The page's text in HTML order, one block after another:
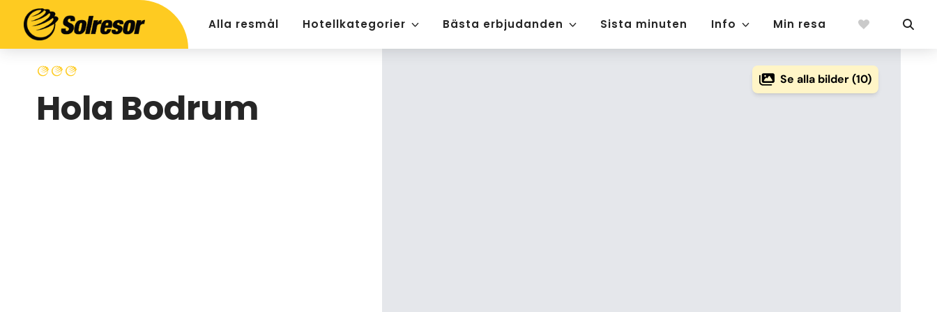
Alla resmål Hotellkategorier Bästa erbjudanden Sista minuten Info Min resa
Hola Bodrum
Se alla bilder (10)